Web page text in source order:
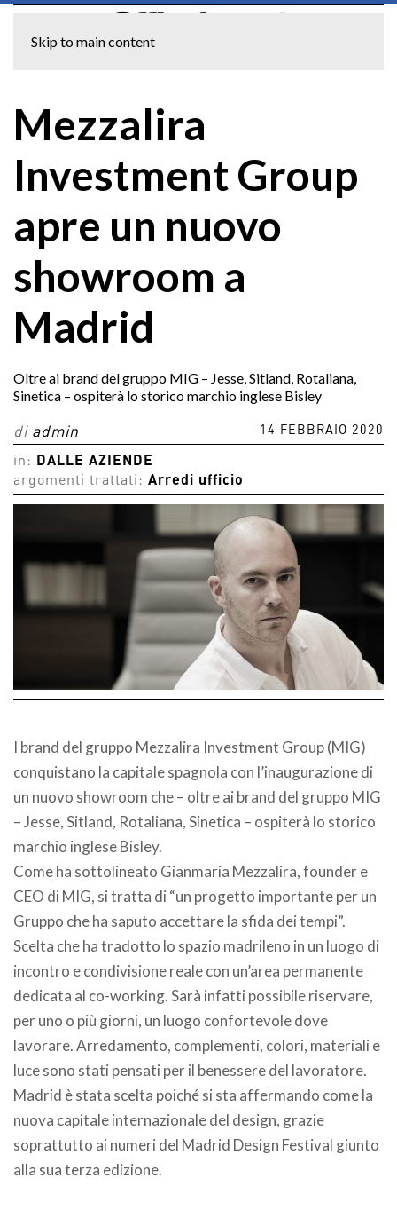
Skip to main content
Mezzalira
Investment Group
apre un nuovo
showroom a
Madrid
Oltre ai brand del gruppo MIG – Jesse, Sitland, Rotaliana,
Sinetica – ospiterà lo storico marchio inglese Bisley
di admin 14 FEBBRAIO 2020
in:
DALLE AZIENDE
argomenti trattati: Arredi ufficio
I brand del gruppo Mezzalira Investment Group (MIG)
conquistano la capitale spagnola con l’inaugurazione di
un nuovo showroom che – oltre ai brand del gruppo MIG
– Jesse, Sitland, Rotaliana, Sinetica – ospiterà lo storico
marchio inglese Bisley.
Come ha sottolineato Gianmaria Mezzalira, founder e
CEO di MIG, si tratta di “un progetto importante per un
Gruppo che ha saputo accettare la sfida dei tempi”.
Scelta che ha tradotto lo spazio madrileno in un luogo di
incontro e condivisione reale con un’area permanente
dedicata al co-working. Sarà infatti possibile riservare,
per uno o più giorni, un luogo confortevole dove
lavorare. Arredamento, complementi, colori, materiali e
luce sono stati pensati per il benessere del lavoratore.
Madrid è stata scelta poiché si sta affermando come la
nuova capitale internazionale del design, grazie
soprattutto ai numeri del Madrid Design Festival giunto
alla sua terza edizione.